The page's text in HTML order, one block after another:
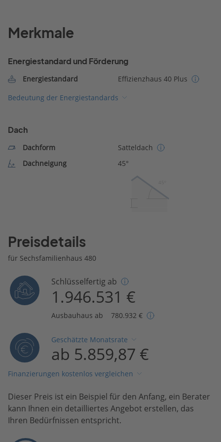
Merkmale
Energiestandard und Förderung
Energiestandard
Effizienzhaus 40 Plus
Bedeutung der Energiestandards
Dach
Dachform
Satteldach
Dachneigung
45°
Preisdetails
für Sechsfamilienhaus 480
Schlüsselfertig ab
1.946.531 €
Ausbauhaus ab 780.932 €
Geschätzte Monatsrate
ab 5.859,87 €
Finanzierungen kostenlos vergleichen
Dieser Preis ist ein Beispiel für den Anfang, ein Berater
kann Ihnen ein detailliertes Angebot erstellen, das
Ihren Bedürfnissen entspricht.